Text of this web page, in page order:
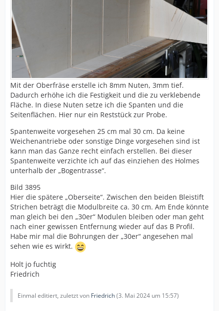
Mit der Oberfräse erstelle ich 8mm Nuten, 3mm tief.
Dadurch erhöhe ich die Festigkeit und die zu verklebende
Fläche. In diese Nuten setze ich die Spanten und die
Seitenflächen. Hier nur ein Reststück zur Probe.
Spantenweite vorgesehen 25 cm mal 30 cm. Da keine
Weichenantriebe oder sonstige Dinge vorgesehen sind ist
kann man das Ganze recht einfach erstellen. Bei dieser
Spantenweite verzichte ich auf das einziehen des Holmes
unterhalb der „Bogentrasse“.
Bild 3895
Hier die spätere „Oberseite“. Zwischen den beiden Bleistift
Strichen beträgt die Modulbreite ca. 30 cm. Am Ende könnte
man gleich bei den „30er“ Modulen bleiben oder man geht
nach einer gewissen Entfernung wieder auf das B Profil.
Habe mir mal die Bohrungen der „30er“ angesehen mal
sehen wie es wirkt.
Holt jo fuchtig
Friedrich
Einmal editiert, zuletzt von Friedrich(3. Mai 2024 um 15:57)